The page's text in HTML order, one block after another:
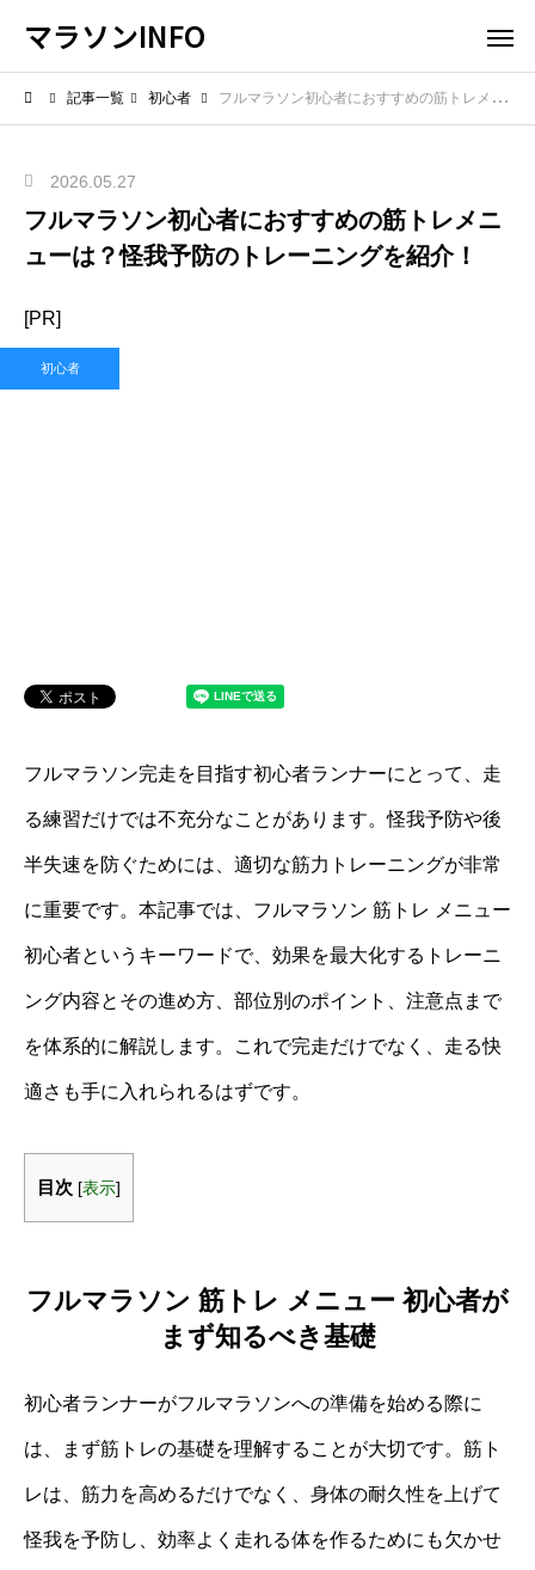
マラソンINFO
記事一覧 初心者 フルマラソン初心者におすすめの筋トレメニューは？怪我予防のトレーニングを紹介！
2026.05.27
フルマラソン初心者におすすめの筋トレメニ
ューは？怪我予防のトレーニングを紹介！
[PR]
初心者
フルマラソン完走を目指す初心者ランナーにとって、走
る練習だけでは不充分なことがあります。怪我予防や後
半失速を防ぐためには、適切な筋力トレーニングが非常
に重要です。本記事では、フルマラソン 筋トレ メニュー
初心者というキーワードで、効果を最大化するトレーニ
ング内容とその進め方、部位別のポイント、注意点まで
を体系的に解説します。これで完走だけでなく、走る快
適さも手に入れられるはずです。
目次 [表示]
フルマラソン 筋トレ メニュー 初心者が
まず知るべき基礎
初心者ランナーがフルマラソンへの準備を始める際に
は、まず筋トレの基礎を理解することが大切です。筋ト
レは、筋力を高めるだけでなく、身体の耐久性を上げて
怪我を予防し、効率よく走れる体を作るためにも欠かせ